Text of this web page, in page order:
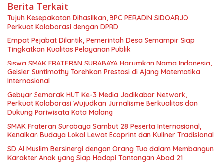
Berita Terkait
Tujuh Kesepakatan Dihasilkan, BPC PERADIN SIDOARJO
Perkuat Kolaborasi dengan DPRD
Empat Pejabat Dilantik, Pemerintah Desa Semampir Siap
Tingkatkan Kualitas Pelayanan Publik
Siswa SMAK FRATERAN SURABAYA Harumkan Nama Indonesia,
Geisler Suntimothy Torehkan Prestasi di Ajang Matematika
Internasional
Gebyar Semarak HUT Ke-3 Media Jadikabar Network,
Perkuat Kolaborasi Wujudkan Jurnalisme Berkualitas dan
Dukung Pariwisata Kota Malang
SMAK Frateran Surabaya Sambut 28 Peserta Internasional,
Kenalkan Budaya Lokal Lewat Ecoprint dan Kuliner Tradisional
SD Al Muslim Bersinergi dengan Orang Tua dalam Membangun
Karakter Anak yang Siap Hadapi Tantangan Abad 21